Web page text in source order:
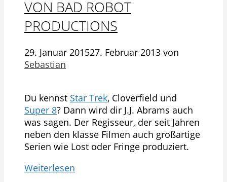
VON BAD ROBOT
PRODUCTIONS
29. Januar 201527. Februar 2013 von
Sebastian
Du kennst Star Trek, Cloverfield und
Super 8? Dann wird dir J.J. Abrams auch
was sagen. Der Regisseur, der seit Jahren
neben den klasse Filmen auch großartige
Serien wie Lost oder Fringe produziert.
Weiterlesen